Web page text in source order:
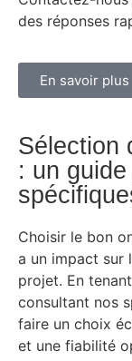
des réponses
En savoir plus
Sélection
: un
Choisir le bon
a un impact sur
projet. En
consultant nos
faire un choix
et une fiabilité